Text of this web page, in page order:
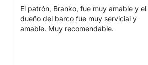
¡Nos vemos pronto en Crikvenica!
El patrón, Branko, fue muy amable y el
dueño del barco fue muy servicial y
amable. Muy recomendable.